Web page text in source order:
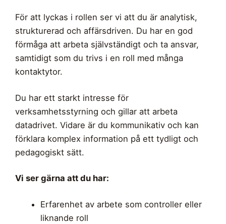
För att lyckas i rollen ser vi att du är analytisk,
strukturerad och affärsdriven. Du har en god
förmåga att arbeta självständigt och ta ansvar,
samtidigt som du trivs i en roll med många
kontaktytor.
Du har ett starkt intresse för
verksamhetsstyrning och gillar att arbeta
datadrivet. Vidare är du kommunikativ och kan
förklara komplex information på ett tydligt och
pedagogiskt sätt.
Vi ser gärna att du har:
Erfarenhet av arbete som controller eller
liknande roll